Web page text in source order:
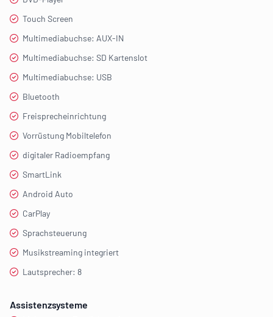
Touch Screen
Multimediabuchse: AUX-IN
Multimediabuchse: SD Kartenslot
Multimediabuchse: USB
Bluetooth
Freisprecheinrichtung
Vorrüstung Mobiltelefon
digitaler Radioempfang
SmartLink
Android Auto
CarPlay
Sprachsteuerung
Musikstreaming integriert
Lautsprecher: 8
Assistenzsysteme